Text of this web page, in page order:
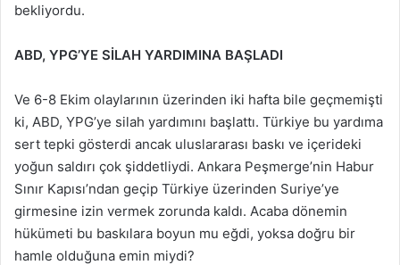
bekliyordu.
ABD, YPG’YE SİLAH YARDIMINA BAŞLADI
Ve 6-8 Ekim olaylarının üzerinden iki hafta bile geçmemişti
ki, ABD, YPG’ye silah yardımını başlattı. Türkiye bu yardıma
sert tepki gösterdi ancak uluslararası baskı ve içerideki
yoğun saldırı çok şiddetliydi. Ankara Peşmerge’nin Habur
Sınır Kapısı’ndan geçip Türkiye üzerinden Suriye’ye
girmesine izin vermek zorunda kaldı. Acaba dönemin
hükümeti bu baskılara boyun mu eğdi, yoksa doğru bir
hamle olduğuna emin miydi?